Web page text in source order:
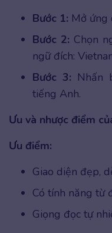
Bước 1: Mở ứng
Bước 2: Chọn
ngữ đích:
Bước 3: Nhấn
tiếng Anh.
Ưu và nhược điểm
Ưu điểm:
Giao diện đẹp,
Có tính năng từ
Giọng đọc tự